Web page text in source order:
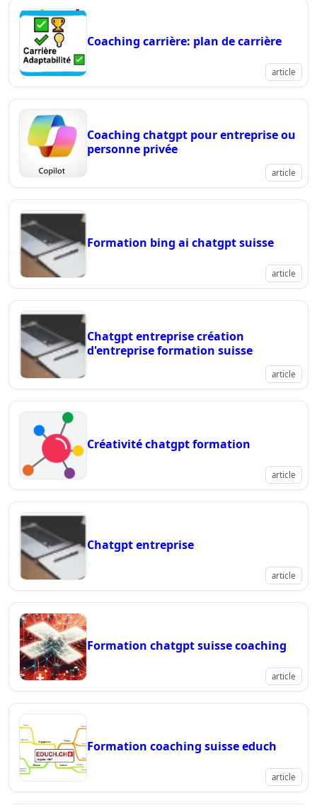
Coaching carrière: plan de carrière
article
Coaching chatgpt pour entreprise ou
personne privée
article
Formation bing ai chatgpt suisse
article
Chatgpt entreprise création
d'entreprise formation suisse
article
Créativité chatgpt formation
article
Chatgpt entreprise
article
Formation chatgpt suisse coaching
article
Formation coaching suisse educh
article